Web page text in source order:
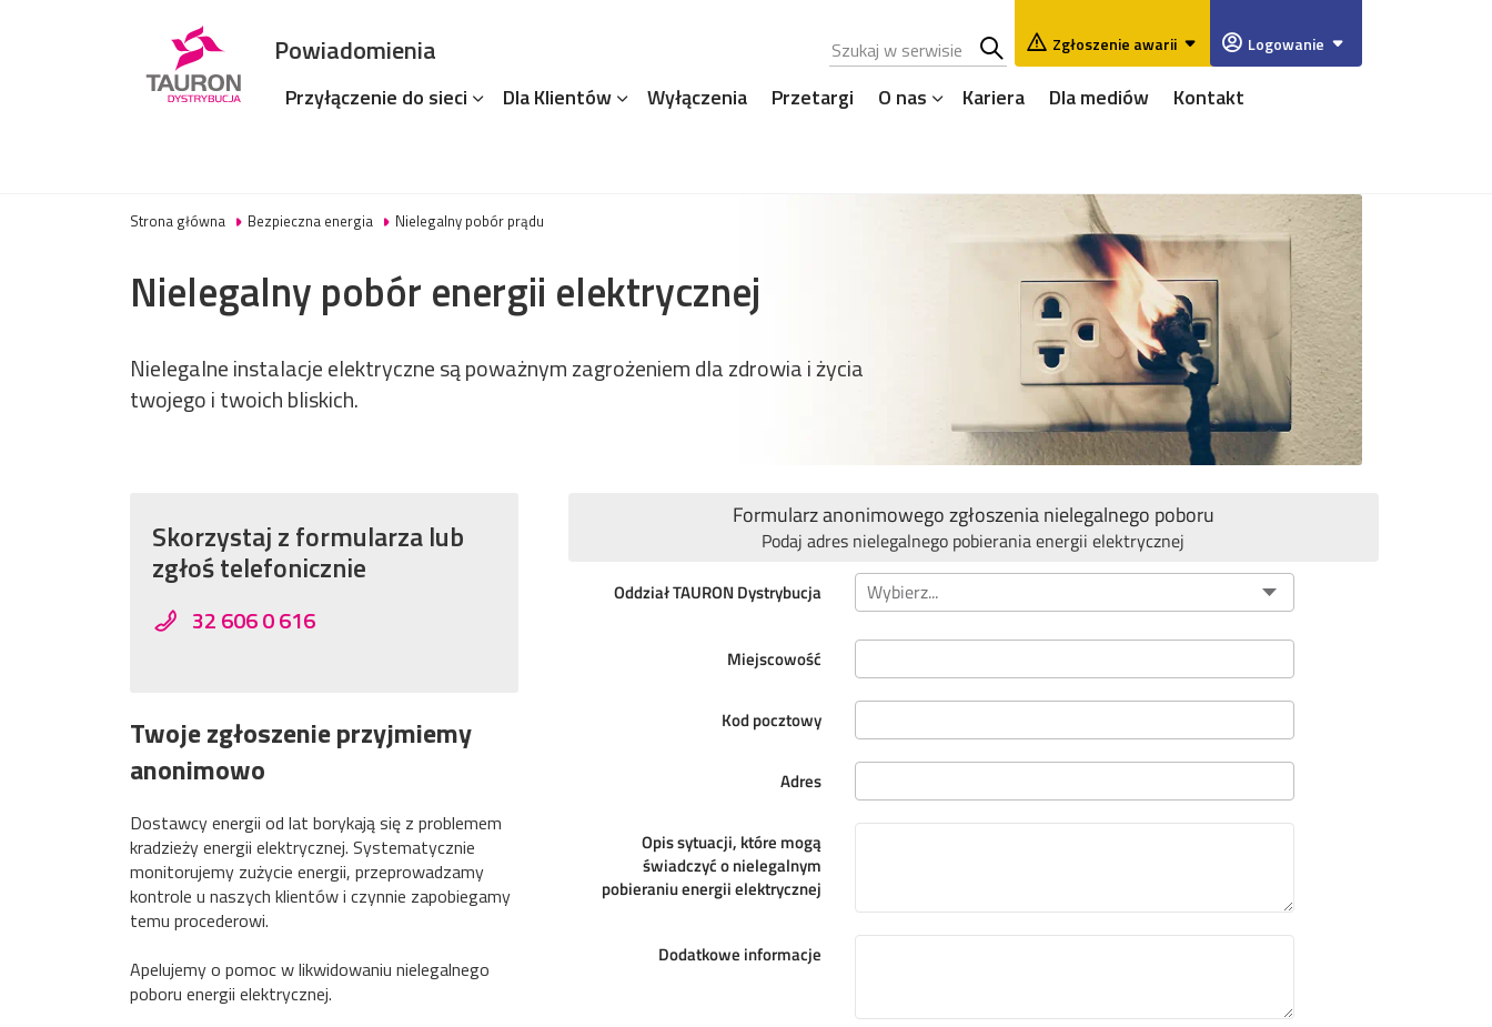
Powiadomienia Zgłoszenie awarii Logowanie
Przyłączenie do sieci Dla Klientów Wyłączenia Przetargi O nas Kariera Dla mediów Kontakt
Strona główna Bezpieczna energia Nielegalny pobór prądu
Nielegalny pobór energii elektrycznej
Nielegalne instalacje elektryczne są poważnym zagrożeniem dla zdrowia i życia
twojego i twoich bliskich.
Skorzystaj z formularza lub
zgłoś telefonicznie
32 606 0 616
Twoje zgłoszenie przyjmiemy
anonimowo
Dostawcy energii od lat borykają się z problemem
kradzieży energii elektrycznej. Systematycznie
monitorujemy zużycie energii, przeprowadzamy
kontrole u naszych klientów i czynnie zapobiegamy
temu procederowi.
Apelujemy o pomoc w likwidowaniu nielegalnego
poboru energii elektrycznej.
Formularz anonimowego zgłoszenia nielegalnego poboru
Podaj adres nielegalnego pobierania energii elektrycznej
Oddział TAURON Dystrybucja
Miejscowość
Kod pocztowy
Adres
Opis sytuacji, które mogą
świadczyć o nielegalnym
pobieraniu energii elektrycznej
Dodatkowe informacje